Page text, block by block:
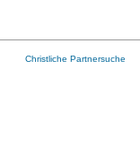
Christliche Partnersuche